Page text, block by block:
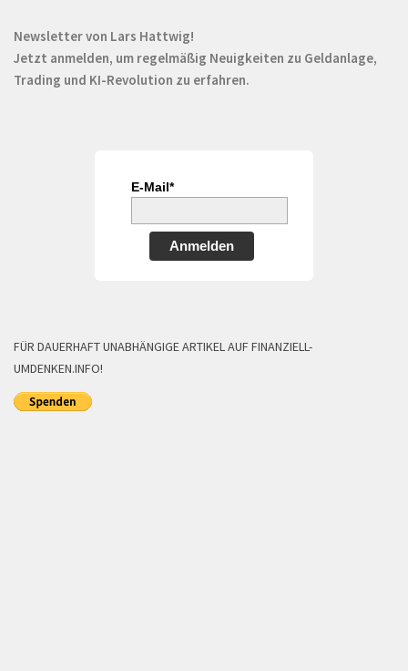
Newsletter von Lars Hattwig!
Jetzt anmelden, um regelmäßig Neuigkeiten zu Geldanlage,
Trading und KI-Revolution zu erfahren.
E-Mail*
Anmelden
FÜR DAUERHAFT UNABHÄNGIGE ARTIKEL AUF FINANZIELL-
UMDENKEN.INFO!